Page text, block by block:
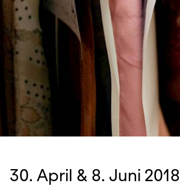
30. April & 8. Juni 2018